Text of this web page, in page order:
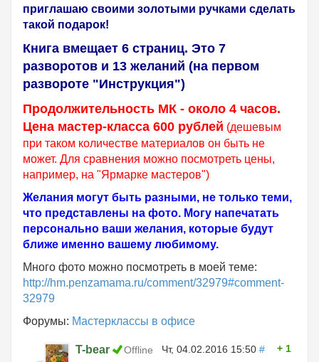
приглашаю своими золотыми ручками сделать
такой подарок!
Книга вмещает 6 страниц. Это 7
разворотов и 13 желаний (на первом
развороте "Инструкция")
Продолжительность МК - около 4 часов.
Цена мастер-класса 600 рублей (дешевым
при таком количестве материалов он быть не
может. Для сравнения можно посмотреть цены,
например, на "Ярмарке мастеров")
Желания могут быть разными, не только теми,
что представлены на фото. Могу напечатать
персонально ваши желания, которые будут
ближе именно вашему любимому.
Много фото можно посмотреть в моей теме:
http://hm.penzamama.ru/comment/32979#comment-
32979
Форумы: Мастерклассы в офисе
T-bear Offline Чт, 04.02.2016 15:50 # 1